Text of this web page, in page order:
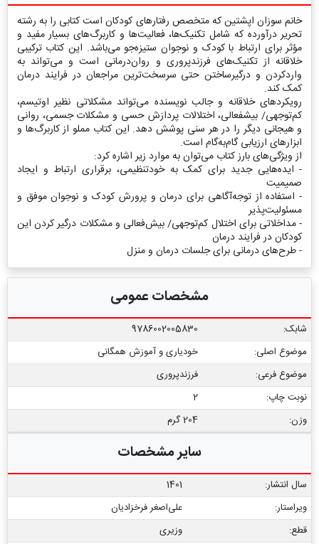
خانم سوزان اپشتین که متخصص رفتارهای کودکان است کتابی را به رشته
تحریر درآورده که شامل تکنیک‌ها، فعالیت‌ها و کاربرگ‌‏های بسیار مفید و
مؤثر برای ارتباط با کودک و نوجوان ستیزه‌جو می‌باشد. این کتاب ترکیبی
خلاقانه از تکنیک‌های فرزندپروری و روان‌‏درمانی است و می‌تواند به
واردکردن و درگیرساختن حتی سرسخت‌ترین مراجعان در فرایند درمان
کمک کند.
رویکردهای خلاقانه و جالب نویسنده می‌تواند مشکلاتی نظیر اوتیسم،
کم‌توجهی/ بیش‏فعالی، اختلالات پردازش حسی و مشکلات جسمی، روانی
و هیجانی دیگر را در هر سنی پوشش دهد. این کتاب مملو از کاربرگ‌ها و
ابزارهای ارزیابی گام‏‌به‏‌گام است.
از ویژگی‏‌های بارز کتاب می‌توان به موارد زیر اشاره کرد:
- ایده‏‌هایی جدید برای کمک به خودتنظیمی، برقراری ارتباط و ایجاد
صمیمیت
- استفاده از توجه‌آگاهی برای درمان و پرورش کودک و نوجوان موفق و
مسئولیت‌پذیر
- مداخلاتی برای اختلال کم‌توجهی/ بیش‌فعالی و مشکلات درگیر کردن این
کودکان در فرایند درمان
- طرح‌های درمانی برای جلسات درمان و منزل
مشخصات عمومی
شابک:
9786002005830
موضوع اصلی:
خودیاری و آموزش همگانی
موضوع فرعی:
فرزندپروری
نوبت چاپ:
2
وزن:
204 گرم
سایر مشخصات
سال انتشار:
1401
ویراستار:
علی‏‌اصغر فرخزادیان
قطع:
وزیری